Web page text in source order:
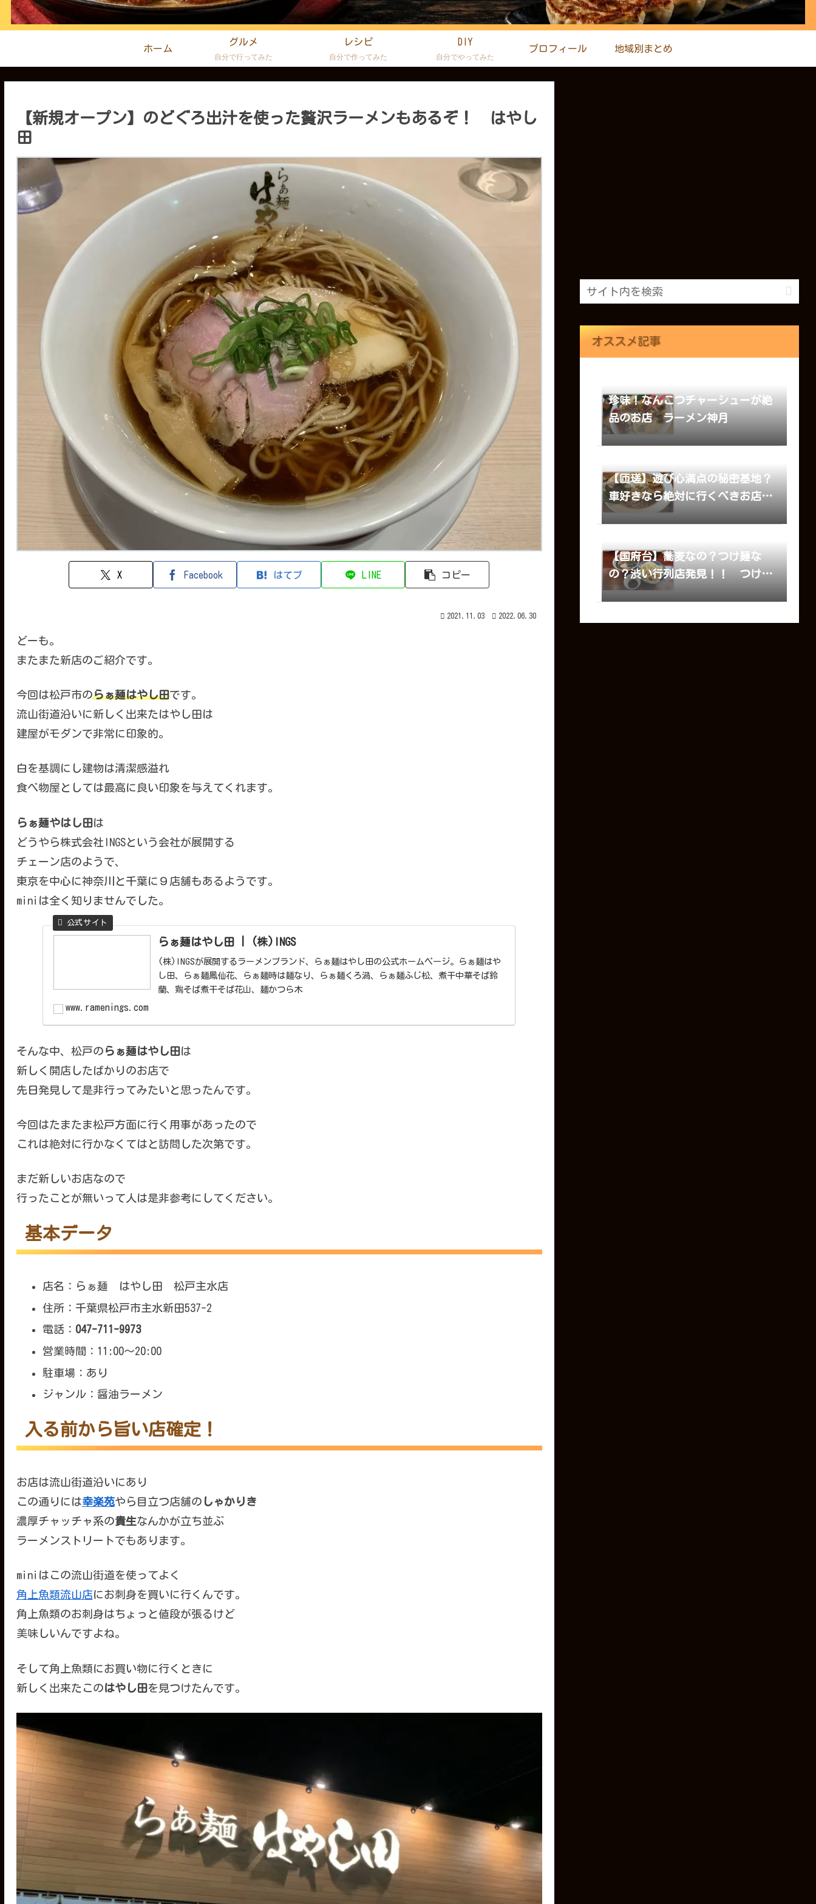
ホーム
グルメ
自分で行ってみた
レシピ
自分で作ってみた
DIY
自分でやってみた
プロフィール 地域別まとめ
【新規オープン】のどぐろ出汁を使った贅沢ラーメンもあるぞ！ はやし
田
X Facebook はてブ LINE コピー
2021.11.03 2022.06.30
どーも。
またまた新店のご紹介です。
今回は松戸市のらぁ麺はやし田です。
流山街道沿いに新しく出来たはやし田は
建屋がモダンで非常に印象的。
白を基調にし建物は清潔感溢れ
食べ物屋としては最高に良い印象を与えてくれます。
らぁ麺やはし田は
どうやら株式会社INGSという会社が展開する
チェーン店のようで、
東京を中心に神奈川と千葉に９店舗もあるようです。
miniは全く知りませんでした。
らぁ麺はやし田 | (株)INGS
(株)INGSが展開するラーメンブランド、らぁ麺はやし田の公式ホームページ。らぁ麺はや
し田、らぁ麺鳳仙花、らぁ麺時は麺なり、らぁ麺くろ渦、らぁ麺ふじ松、煮干中華そば鈴
蘭、鶏そば煮干そば花山、麺かつら木
www.ramenings.com
そんな中、松戸の らぁ麺はやし田は
新しく開店したばかりのお店で
先日発見して是非行ってみたいと思ったんです。
今回はたまたま松戸方面に行く用事があったので
これは絶対に行かなくてはと訪問した次第です。
まだ新しいお店なので
行ったことが無いって人は是非参考にしてください。
基本データ
店名：らぁ麺 はやし田 松戸主水店
住所：千葉県松戸市主水新田537-2
電話： 047-711-9973
営業時間：11:00～20:00
駐車場：あり
ジャンル：醤油ラーメン
入る前から旨い店確定！
お店は流山街道沿いにあり
この通りには幸楽苑やら目立つ店舗の しゃかりき
濃厚チャッチャ系の貴生なんかが立ち並ぶ
ラーメンストリートでもあります。
miniはこの流山街道を使ってよく
角上魚類流山店にお刺身を買いに行くんです。
角上魚類のお刺身はちょっと値段が張るけど
美味しいんですよね。
そして角上魚類にお買い物に行くときに
新しく出来たこのはやし田を見つけたんです。
オススメ記事
珍味！なんこつチャーシューが絶
品のお店 ラーメン神月
【匝瑳】遊び心満点の秘密基地？
車好きなら絶対に行くべきお店
車屋のラーメン登竜門
【国府台】蕎麦なの？つけ麺な
の？渋い行列店発見！！ つけソ
バいしい